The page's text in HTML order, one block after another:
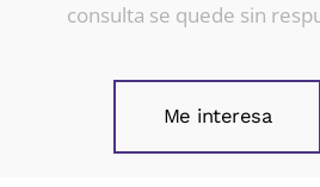
consulta se quede sin
Me interesa